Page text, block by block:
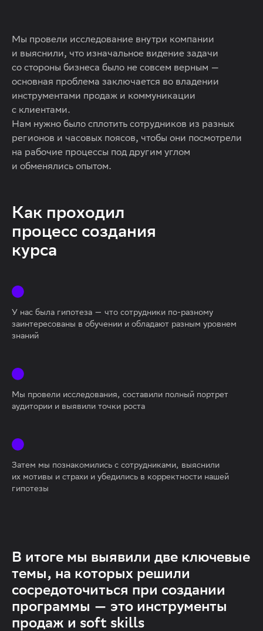
Мы провели исследование внутри компании
и выяснили, что изначальное видение задачи
со стороны бизнеса было не совсем верным —
основная проблема заключается во владении
инструментами продаж и коммуникации
с клиентами.
Нам нужно было сплотить сотрудников из разных
регионов и часовых поясов, чтобы они посмотрели
на рабочие процессы под другим углом
и обменялись опытом.
Как проходил
процесс создания
курса
У нас была гипотеза — что сотрудники по-разному
заинтересованы в обучении и обладают разным уровнем
знаний
Мы провели исследования, составили полный портрет
аудитории и выявили точки роста
Затем мы познакомились с сотрудниками, выяснили
их мотивы и страхи и убедились в корректности нашей
гипотезы
В итоге мы выявили две ключевые
темы, на которых решили
сосредоточиться при создании
программы — это инструменты
продаж и soft skills